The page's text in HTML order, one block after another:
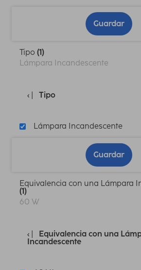
Guardar
Tipo (1)
Lámpara Incandescente
Tipo
Lámpara Incandescente
Guardar
Equivalencia con una Lámpara
(1)
60 W
Equivalencia con una
Incandescente